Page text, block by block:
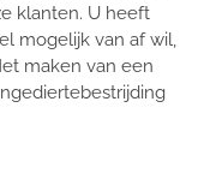
klanten. U heeft
mogelijk van af wil,
maken van een